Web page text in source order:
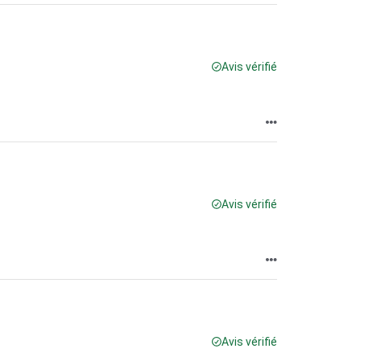
Avis vérifié
Avis vérifié
Avis vérifié